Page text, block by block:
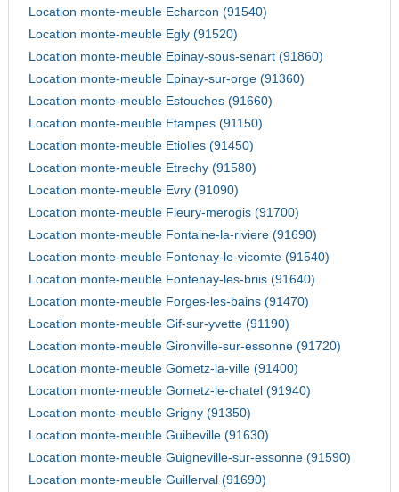
Location monte-meuble Echarcon (91540)
Location monte-meuble Egly (91520)
Location monte-meuble Epinay-sous-senart (91860)
Location monte-meuble Epinay-sur-orge (91360)
Location monte-meuble Estouches (91660)
Location monte-meuble Etampes (91150)
Location monte-meuble Etiolles (91450)
Location monte-meuble Etrechy (91580)
Location monte-meuble Evry (91090)
Location monte-meuble Fleury-merogis (91700)
Location monte-meuble Fontaine-la-riviere (91690)
Location monte-meuble Fontenay-le-vicomte (91540)
Location monte-meuble Fontenay-les-briis (91640)
Location monte-meuble Forges-les-bains (91470)
Location monte-meuble Gif-sur-yvette (91190)
Location monte-meuble Gironville-sur-essonne (91720)
Location monte-meuble Gometz-la-ville (91400)
Location monte-meuble Gometz-le-chatel (91940)
Location monte-meuble Grigny (91350)
Location monte-meuble Guibeville (91630)
Location monte-meuble Guigneville-sur-essonne (91590)
Location monte-meuble Guillerval (91690)